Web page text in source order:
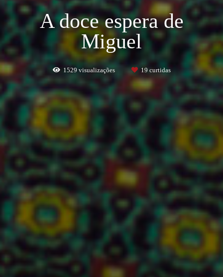
A doce espera de
Miguel
1529 visualizações 19 curtidas